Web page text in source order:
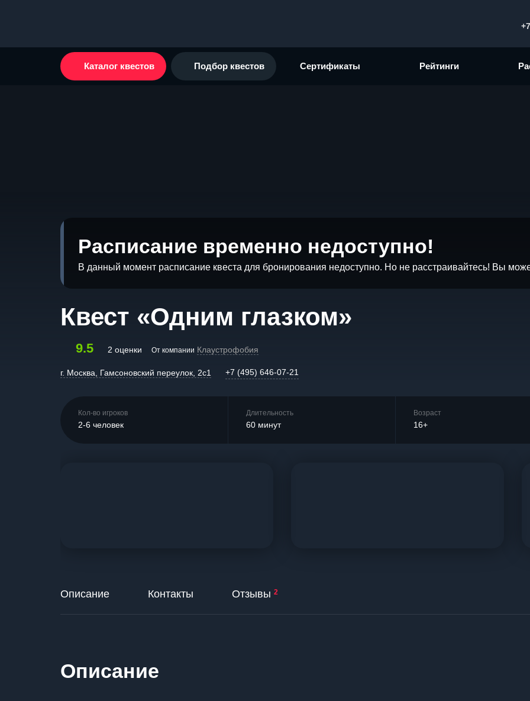
Каталог квестов Подбор квестов Сертификаты Рейтинги
Расписание временно недоступно!
В данный момент расписание квеста для бронирования недоступно. Но не расстраивайтесь! Вы
Квест «Одним глазком»
9.5 2 оценки От компании Клаустрофобия
г. Москва, Гамсоновский переулок, 2с1 +7 (495) 646-07-21
Кол-во игроков
2-6 человек
Длительность
60 минут
Возраст
16+
Описание Контакты Отзывы 2
Описание